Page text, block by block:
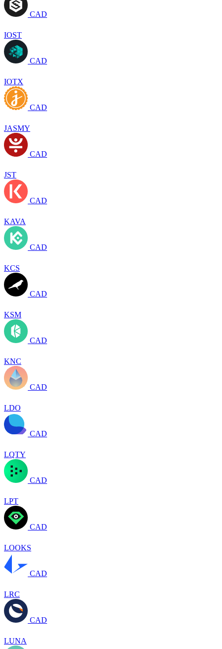
CAD
IOST
CAD
IOTX
CAD
JASMY
CAD
JST
CAD
KAVA
CAD
KCS
CAD
KSM
CAD
KNC
CAD
LDO
CAD
LQTY
CAD
LPT
CAD
LOOKS
CAD
LRC
CAD
LUNA